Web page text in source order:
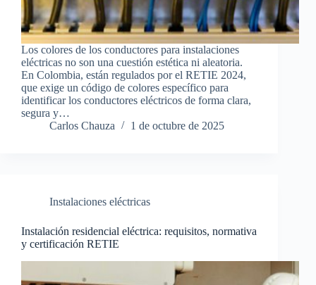
Los colores de los conductores para instalaciones
eléctricas no son una cuestión estética ni aleatoria.
En Colombia, están regulados por el RETIE 2024,
que exige un código de colores específico para
identificar los conductores eléctricos de forma clara,
segura y…
Carlos Chauza
1 de octubre de 2025
Instalaciones eléctricas
Instalación residencial eléctrica: requisitos, normativa
y certificación RETIE